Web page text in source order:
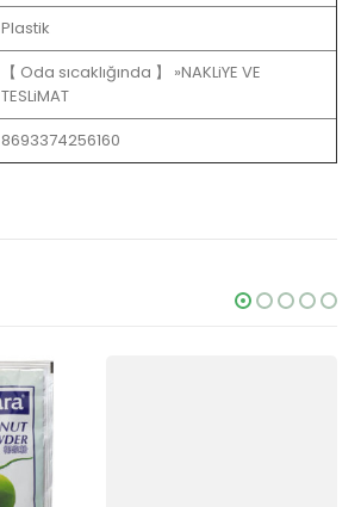
Plastik
【 Oda sıcaklığında 】 »NAKLiYE VE
TESLiMAT
8693374256160